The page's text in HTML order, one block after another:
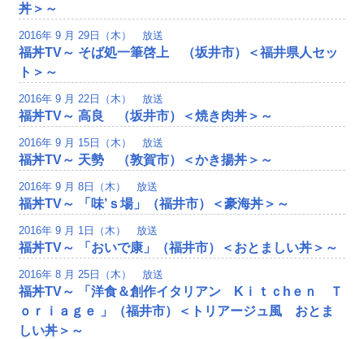
丼＞～
2016年 9 月 29日（木） 放送
福丼TV～ そば処一筆啓上 （坂井市）＜福井県人セッ
ト＞～
2016年 9 月 22日（木） 放送
福丼TV～ 高良 （坂井市）＜焼き肉丼＞～
2016年 9 月 15日（木） 放送
福丼TV～ 天勢 （敦賀市）＜かき揚丼＞～
2016年 9 月 8日（木） 放送
福丼TV～ 「味’ｓ場」（福井市）＜豪海丼＞～
2016年 9 月 1日（木） 放送
福丼TV～ 「おいで康」（福井市）＜おとましい丼＞～
2016年 8 月 25日（木） 放送
福丼TV～ 「洋食＆創作イタリアン Kｉｔｃhｅｎ Ｔ
ｏｒｉａｇｅ 」（福井市）＜トリアージュ風 おとま
しい丼＞～